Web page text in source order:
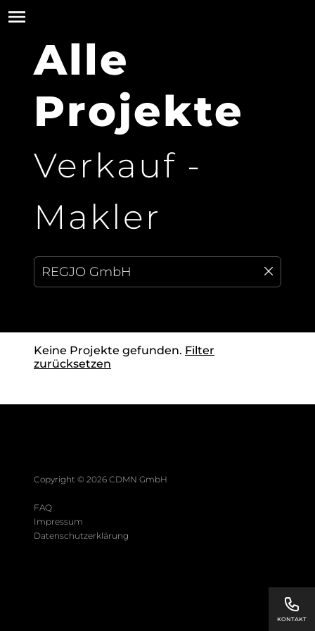
Alle
Projekte
Verkauf -
Makler
Keine Projekte gefunden. Filter
zurücksetzen
Copyright © 2026 CDMN GmbH
FAQ
Impressum
Datenschutzerklärung
KONTAKT